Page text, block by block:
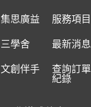
集思廣益 服務項目
三學舍 最新消息
文創伴手
查詢訂單
紀錄